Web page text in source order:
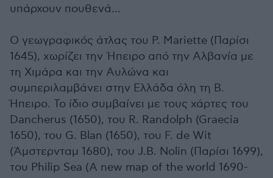
υπάρχουν πουθενά…
Ο γεωγραφικός άτλας του P. Mariette (Παρίσι
1645), χωρίζει την Ήπειρο από την Αλβανία με
τη Χιμάρα και την Αυλώνα και
συμπεριλαμβάνει στην Ελλάδα όλη τη Β.
Ήπειρο. Το ίδιο συμβαίνει με τους χάρτες του
Dancherus (1650), του R. Randolph (Graecia
1650), του G. Blan (1650), του F. de Wit
(Άμστερνταμ 1680), του J.B. Nolin (Παρίσι 1699),
του Philip Sea (A new map of the world 1690-